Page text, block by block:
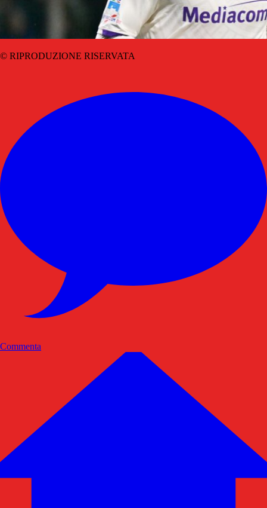
© RIPRODUZIONE RISERVATA
Commenta